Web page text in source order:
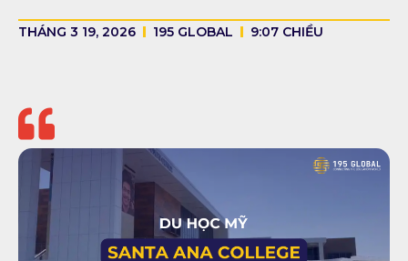
THÁNG 3 19, 2026 195 GLOBAL 9:07 CHIỀU